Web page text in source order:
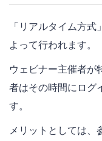
「リアルタイム方
よって行われます。
ウェビナー主催者が
者はその時間にログ
す。
メリットとしては、